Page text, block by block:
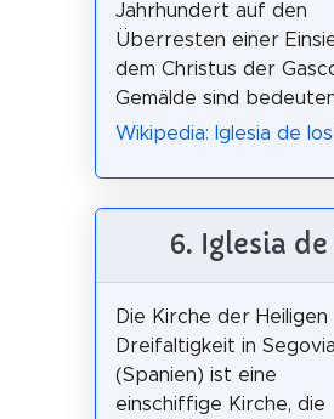
Jahrhundert auf den
Überresten einer
dem Christus der
Gemälde sind
Wikipedia: Iglesia de
6. Iglesia
Die Kirche der Heiligen
Dreifaltigkeit in Segovia
(Spanien) ist eine
einschiffige Kirche, die